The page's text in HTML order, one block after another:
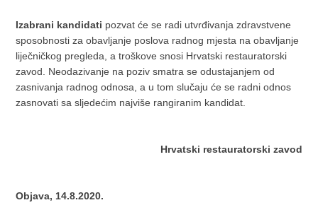
Izabrani kandidati pozvat će se radi utvrđivanja zdravstvene
sposobnosti za obavljanje poslova radnog mjesta na obavljanje
liječničkog pregleda, a troškove snosi Hrvatski restauratorski
zavod. Neodazivanje na poziv smatra se odustajanjem od
zasnivanja radnog odnosa, a u tom slučaju će se radni odnos
zasnovati sa sljedećim najviše rangiranim kandidat.
Hrvatski restauratorski zavod
Objava, 14.8.2020.